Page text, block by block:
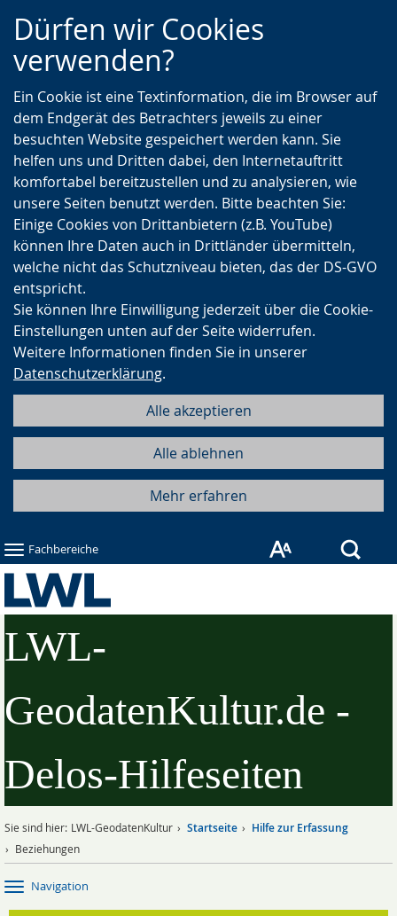
Zur
Hauptnavigation
Zur
Seitennavigation
Zum
Inhalt
Dürfen wir Cookies
verwenden?
Ein Cookie ist eine Textinformation, die im Browser auf
dem Endgerät des Betrachters jeweils zu einer
besuchten Website gespeichert werden kann. Sie
helfen uns und Dritten dabei, den Internetauftritt
komfortabel bereitzustellen und zu analysieren, wie
unsere Seiten benutzt werden. Bitte beachten Sie:
Einige Cookies von Drittanbietern (z.B. YouTube)
können Ihre Daten auch in Drittländer übermitteln,
welche nicht das Schutzniveau bieten, das der DS-GVO
entspricht.
Sie können Ihre Einwilligung jederzeit über die Cookie-
Einstellungen unten auf der Seite widerrufen.
Weitere Informationen finden Sie in unserer
Datenschutzerklärung.
Alle akzeptieren
Alle ablehnen
Mehr erfahren
Fachbereiche
LWL-
GeodatenKultur.de -
Delos-Hilfeseiten
Sie sind hier: LWL-GeodatenKultur Startseite Hilfe zur Erfassung
Beziehungen
Navigation